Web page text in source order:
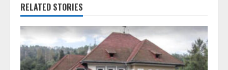
RELATED STORIES